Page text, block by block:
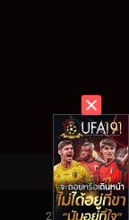
2758 Views